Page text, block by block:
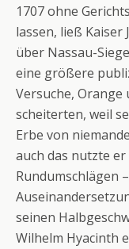
1707 ohne
lassen, ließ Kaiser
über Nassau-
eine größere
Versuche, Orange
scheiterten, weil
Erbe von
auch das nutzte
Rundumschlägen
seinen
Wilhelm Hyacinth